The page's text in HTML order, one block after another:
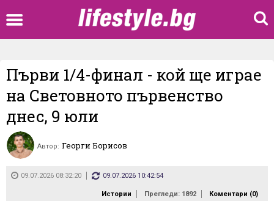
Първи 1/4-финал - кой ще играе
на Световното първенство
днес, 9 юли
Автор: Георги Борисов
09.07.2026 08:32:20 09.07.2026 10:42:54
Истории Прегледи: 1892 Коментари (0)